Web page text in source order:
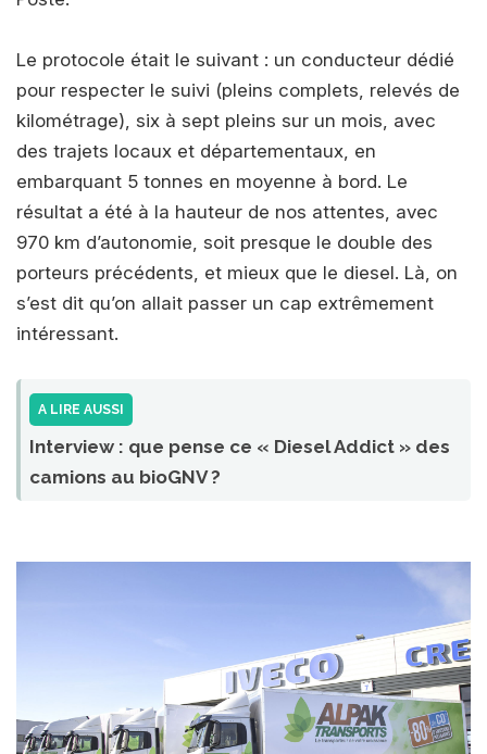
Le protocole était le suivant : un conducteur dédié
pour respecter le suivi (pleins complets, relevés de
kilométrage), six à sept pleins sur un mois, avec
des trajets locaux et départementaux, en
embarquant 5 tonnes en moyenne à bord. Le
résultat a été à la hauteur de nos attentes, avec
970 km d’autonomie, soit presque le double des
porteurs précédents, et mieux que le diesel. Là, on
s’est dit qu’on allait passer un cap extrêmement
intéressant.
A LIRE AUSSI
Interview : que pense ce « Diesel Addict » des
camions au bioGNV ?